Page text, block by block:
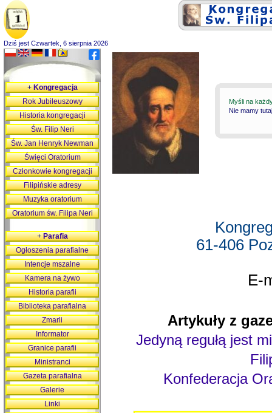
Dziś jest Czwartek, 6 sierpnia 2026
Myśli na
Nie mamy
61-406
E-
Artykuły z
Jedyną regułą jest
Konfederacja
+Kongregacja
Rok Jubileuszowy
Historia kongregacji
Św. Filip Neri
Św. Jan Henryk Newman
Święci Oratorium
Członkowie kongregacji
Filipińskie adresy
Muzyka oratorium
Oratorium św. Filipa Neri
+Parafia
Ogłoszenia parafialne
Intencje mszalne
Kamera na żywo
Historia parafii
Biblioteka parafialna
Zmarli
Informator
Granice parafii
Ministranci
Gazeta parafialna
Galerie
Linki